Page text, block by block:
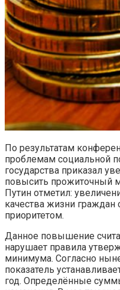
По результатам
проблемам социальной
государства приказал
повысить прожиточный
Путин отметил:
качества жизни
приоритетом.
Данное повышение
нарушает правила
минимума. Согласно
показатель
год. Определённые